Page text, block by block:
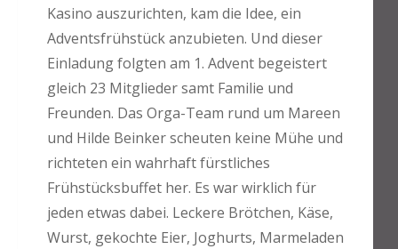
Kasino auszurichten, kam die Idee, ein
Adventsfrühstück anzubieten. Und dieser
Einladung folgten am 1. Advent begeistert
gleich 23 Mitglieder samt Familie und
Freunden. Das Orga-Team rund um Mareen
und Hilde Beinker scheuten keine Mühe und
richteten ein wahrhaft fürstliches
Frühstücksbuffet her. Es war wirklich für
jeden etwas dabei. Leckere Brötchen, Käse,
Wurst, gekochte Eier, Joghurts, Marmeladen